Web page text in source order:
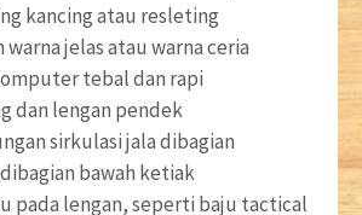
kancing atau resleting
warna jelas atau warna ceria
tebal dan rapi
dan lengan pendek
sirkulasi jala dibagian
bawah ketiak
pada lengan, seperti baju tactical